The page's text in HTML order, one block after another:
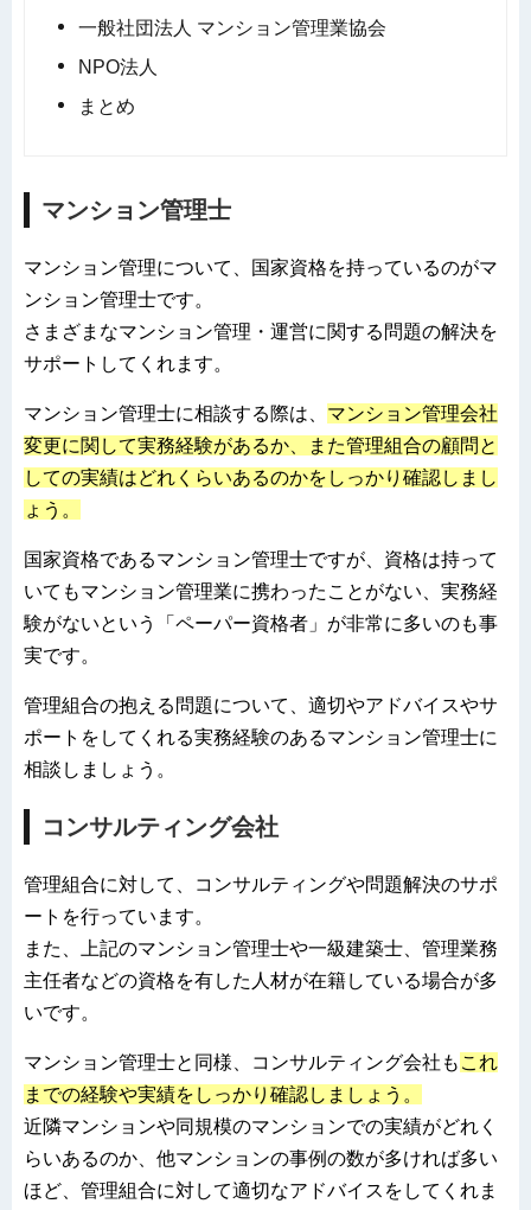
一般社団法人 マンション管理業協会
NPO法人
まとめ
マンション管理士
マンション管理について、国家資格を持っているのがマ
ンション管理士です。
さまざまなマンション管理・運営に関する問題の解決を
サポートしてくれます。
マンション管理士に相談する際は、 マンション管理会社
変更に関して実務経験があるか、また管理組合の顧問と
しての実績はどれくらいあるのかをしっかり確認しまし
ょう。
国家資格であるマンション管理士ですが、資格は持って
いてもマンション管理業に携わったことがない、実務経
験がないという「ペーパー資格者」が非常に多いのも事
実です。
管理組合の抱える問題について、適切やアドバイスやサ
ポートをしてくれる実務経験のあるマンション管理士に
相談しましょう。
コンサルティング会社
管理組合に対して、コンサルティングや問題解決のサポ
ートを行っています。
また、上記のマンション管理士や一級建築士、管理業務
主任者などの資格を有した人材が在籍している場合が多
いです。
マンション管理士と同様、コンサルティング会社も これ
までの経験や実績をしっかり確認しましょう。
近隣マンションや同規模のマンションでの実績がどれく
らいあるのか、他マンションの事例の数が多ければ多い
ほど、管理組合に対して適切なアドバイスをしてくれま